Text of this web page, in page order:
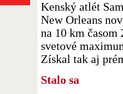
Kenský atlét
New Orleans
na 10 km
svetové
Získal tak aj
Stalo sa